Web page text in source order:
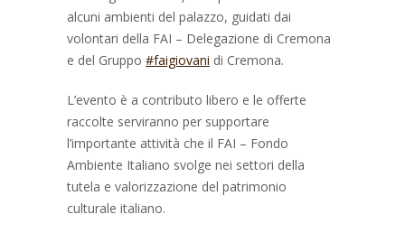
alcuni ambienti del palazzo, guidati dai
volontari della FAI – Delegazione di Cremona
e del Gruppo #faigiovani di Cremona.
L’evento è a contributo libero e le offerte
raccolte serviranno per supportare
l’importante attività che il FAI – Fondo
Ambiente Italiano svolge nei settori della
tutela e valorizzazione del patrimonio
culturale italiano.